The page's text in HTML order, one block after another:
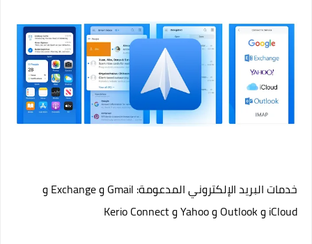
خدمات البريد الإلكتروني المدعومة: Gmail و Exchange و
iCloud و Outlook و Yahoo و Kerio Connect